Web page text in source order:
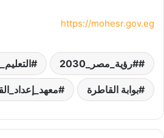
https://mohesr.gov.eg
#رؤية_مصر_2030
بوابة القاطرة